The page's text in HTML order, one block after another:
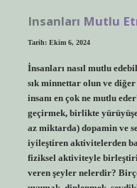
Insanları Mutlu
Tarih: Ekim 6, 2024
İnsanları nasıl mutlu
sık minnettar olun ve
insanı en çok ne mutlu
geçirmek, birlikte
az miktarda) dopamin ve
iyileştiren aktivitelerden
fiziksel aktiviteyle
veren şeyler nelerdir?